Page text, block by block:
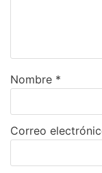
Nombre *
Correo